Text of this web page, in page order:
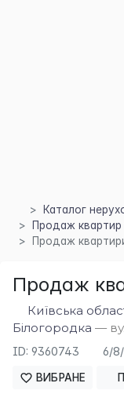
Каталог
Продаж квартир
Продаж
Продаж
Київська
Білогородка —
ID: 9360743 6/8/
ВИБРАНЕ